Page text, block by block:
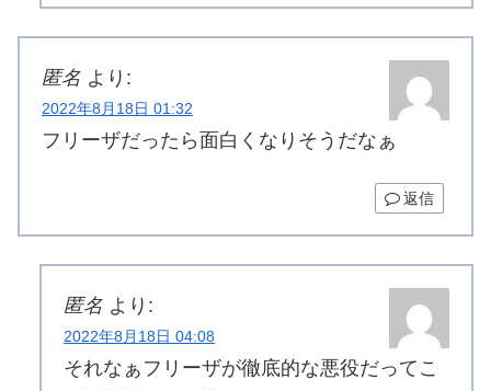
匿名 より:
2022年8月18日 01:32
フリーザだったら面白くなりそうだなぁ
返信
匿名 より:
2022年8月18日 04:08
それなぁフリーザが徹底的な悪役だってこ